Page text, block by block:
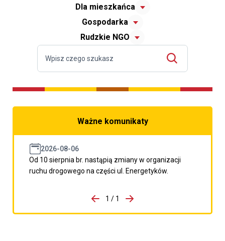
Dla mieszkańca
Gospodarka
Rudzkie NGO
Ważne komunikaty
2026-08-06
Od 10 sierpnia br. nastąpią zmiany w organizacji
ruchu drogowego na części ul. Energetyków.
porzpedniego komunikatu
1 / 1
Przejdź do następnego